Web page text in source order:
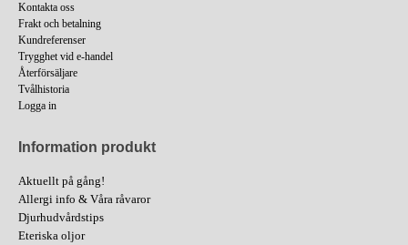
Kontakta oss
Frakt och betalning
Kundreferenser
Trygghet vid e-handel
Återförsäljare
Tvålhistoria
Logga in
Information produkt
Aktuellt på gång!
Allergi info & Våra råvaror
Djurhudvårdstips
Eteriska oljor